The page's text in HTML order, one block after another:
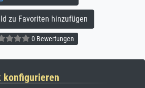
zu Favoriten hinzufügen
0 Bewertungen
konfigurieren